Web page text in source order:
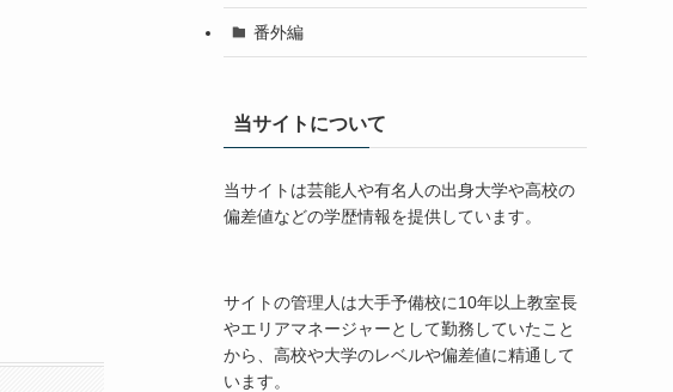
番外編
当サイトについて
当サイトは芸能人や有名人の出身大学や高校の
偏差値などの学歴情報を提供しています。
サイトの管理人は大手予備校に10年以上教室長
やエリアマネージャーとして勤務していたこと
から、高校や大学のレベルや偏差値に精通して
います。